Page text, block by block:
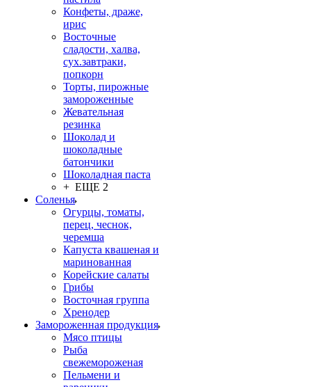
Конфеты, драже,
ирис
Восточные
сладости, халва,
сух.завтраки,
попкорн
Торты, пирожные
замороженные
Жевательная
резинка
Шоколад и
шоколадные
батончики
Шоколадная паста
+ ЕЩЕ 2
Соленья
Огурцы, томаты,
перец, чеснок,
черемша
Капуста квашеная и
маринованная
Корейские салаты
Грибы
Восточная группа
Хренодер
Замороженная продукция
Мясо птицы
Рыба
свежемороженая
Пельмени и